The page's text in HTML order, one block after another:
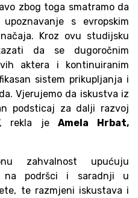
zbog toga smatramo da
s evropskim
Kroz ovu studijsku
da se dugoročnim
aktera i kontinuiranim
sistem prikupljanja i
Vjerujemo da iskustva iz
podsticaj za dalji razvoj
rekla jeAmela Hrbat,
zahvalnost upućuju
na podršci i saradnji u
te razmjeni iskustava i